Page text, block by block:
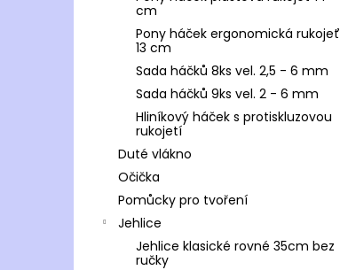
cm
Pony háček ergonomická rukojeť
13 cm
Sada háčků 8ks vel. 2,5 - 6 mm
Sada háčků 9ks vel. 2 - 6 mm
Hliníkový háček s protiskluzovou
rukojetí
Duté vlákno
Očička
Pomůcky pro tvoření
Jehlice
Jehlice klasické rovné 35cm bez
ručky